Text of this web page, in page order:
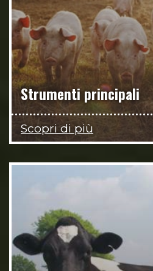
Strumenti principali
Scopri di più